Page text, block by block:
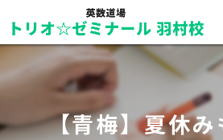
【青梅】夏休